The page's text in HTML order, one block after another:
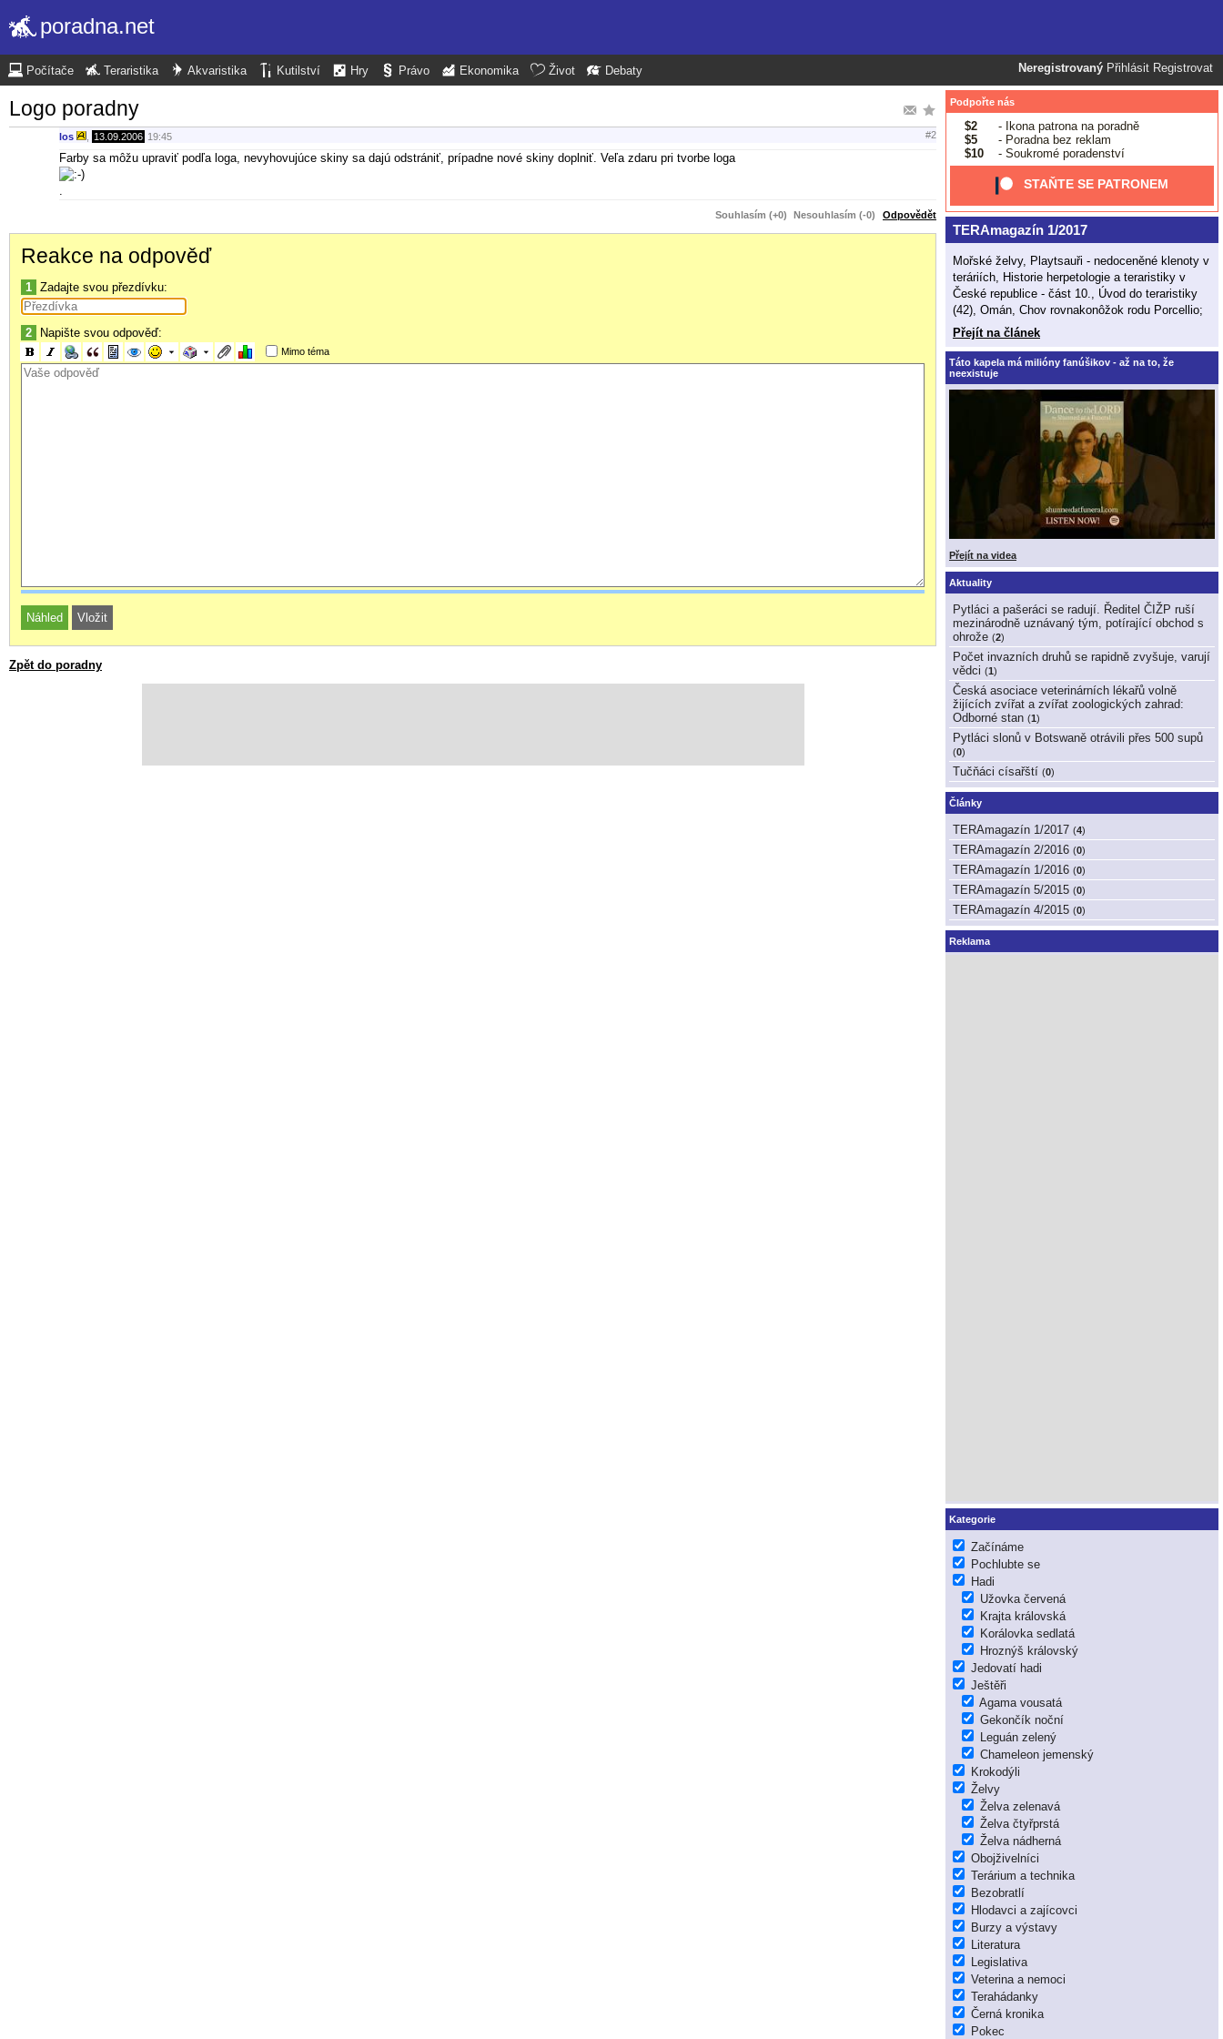
poradna.net
Neregistrovaný Přihlásit Registrovat
Počítače Teraristika Akvaristika Kutilství Hry Právo Ekonomika Život Debaty
Logo poradny
los 13.09.2006 19:45 #2
Farby sa môžu upraviť podľa loga, nevyhovujúce skiny sa dajú odstrániť, prípadne nové skiny doplniť. Veľa zdaru pri tvorbe loga
Souhlasím (+0) Nesouhlasím (-0) Odpovědět
Reakce na odpověď
1 Zadajte svou přezdívku:
2 Napište svou odpověď:
Mimo téma
Zpět do poradny
Podpořte nás
$2
- Ikona patrona na poradně
$5
- Poradna bez reklam
$10
- Soukromé poradenství
STAŇTE SE PATRONEM
TERAmagazín 1/2017
Mořské želvy, Playtsauři - nedoceněné klenoty v
teráriích, Historie herpetologie a teraristiky v
České republice - část 10., Úvod do teraristiky
(42), Omán, Chov rovnakonôžok rodu Porcellio;
Přejít na článek
Táto kapela má milióny fanúšikov - až na to, že
neexistuje
Přejít na videa
Aktuality
Pytláci a pašeráci se radují. Ředitel ČIŽP ruší
mezinárodně uznávaný tým, potírající obchod s
ohrože (2)
Počet invazních druhů se rapidně zvyšuje, varují
vědci (1)
Česká asociace veterinárních lékařů volně
žijících zvířat a zvířat zoologických zahrad:
Odborné stan (1)
Pytláci slonů v Botswaně otrávili přes 500 supů
(0)
Tučňáci císařští (0)
Články
TERAmagazín 1/2017 (4)
TERAmagazín 2/2016 (0)
TERAmagazín 1/2016 (0)
TERAmagazín 5/2015 (0)
TERAmagazín 4/2015 (0)
Reklama
Kategorie
Začínáme
Pochlubte se
Hadi
Užovka červená
Krajta královská
Korálovka sedlatá
Hroznýš královský
Jedovatí hadi
Ještěři
Agama vousatá
Gekončík noční
Leguán zelený
Chameleon jemenský
Krokodýli
Želvy
Želva zelenavá
Želva čtyřprstá
Želva nádherná
Obojživelníci
Terárium a technika
Bezobratlí
Hlodavci a zajícovci
Burzy a výstavy
Literatura
Legislativa
Veterina a nemoci
Terahádanky
Černá kronika
Pokec